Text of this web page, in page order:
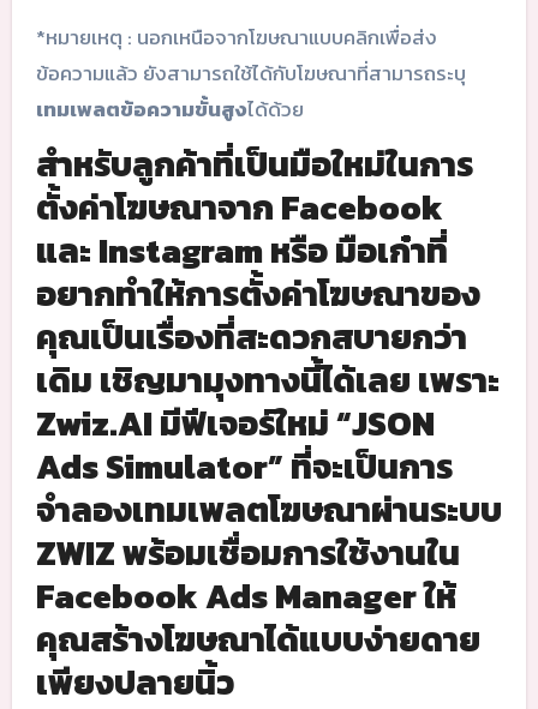
*หมายเหตุ : นอกเหนือจากโฆษณาแบบคลิกเพื่อส่ง
ข้อความแล้ว ยังสามารถใช้ได้กับโฆษณาที่สามารถระบุ
เทมเพลตข้อความขั้นสูงได้ด้วย
สำหรับลูกค้าที่เป็นมือใหม่ในการ
ตั้งค่าโฆษณาจาก Facebook
และ Instagram หรือ มือเก๋าที่
อยากทำให้การตั้งค่าโฆษณาของ
คุณเป็นเรื่องที่สะดวกสบายกว่า
เดิม เชิญมามุงทางนี้ได้เลย เพราะ
Zwiz.AI มีฟีเจอร์ใหม่ “JSON
Ads Simulator” ที่จะเป็นการ
จำลองเทมเพลตโฆษณาผ่านระบบ
ZWIZ พร้อมเชื่อมการใช้งานใน
Facebook Ads Manager ให้
คุณสร้างโฆษณาได้แบบง่ายดาย
เพียงปลายนิ้ว